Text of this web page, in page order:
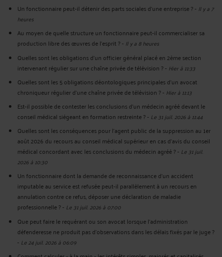
Un fonctionnaire peut-il détenir des parts sociales d’une entreprise ?- Il y a 7
heures
Au moyen de quelle structure un fonctionnaire peut-il commercialiser sa
production libre des œuvres de l’esprit ?- Il y a 8 heures
Quelles sont les obligations d’un officier général placé en 2ème section
intervenant régulier sur une chaîne privée de télévision ?- Hier à 11:33
Quelles sont les 5 obligations déontologiques principales d’un avocat
chroniqueur régulier d’une chaîne privée de télévision ?- Hier à 11:13
Est-il possible de contester les conclusions d’un médecin agréé devant le
conseil médical siégeant en formation restreinte ?- Le 31 juil. 2026 à 11:44
Quelles sont les conséquences pour l’agent public de la suppression au 1er
août 2026 du recours au conseil médical supérieur en cas d'avis du conseil
médical concordant avec les conclusions du médecin agréé ?- Le 31 juil.
2026 à 10:30
Un fonctionnaire dont la demande de reconnaissance d’un accident
imputable au service est refusée peut-il parallèlement à un recours en
annulation contre ce refus, déposer une déclaration de maladie
professionnelle ?- Le 31 juil. 2026 à 07:00
Que peut faire le requérant ou son avocat lorsque l'administration
défenderesse ne produit pas d'observations dans les délais fixés par le juge ?
- Le 24 juil. 2026 à 06:09